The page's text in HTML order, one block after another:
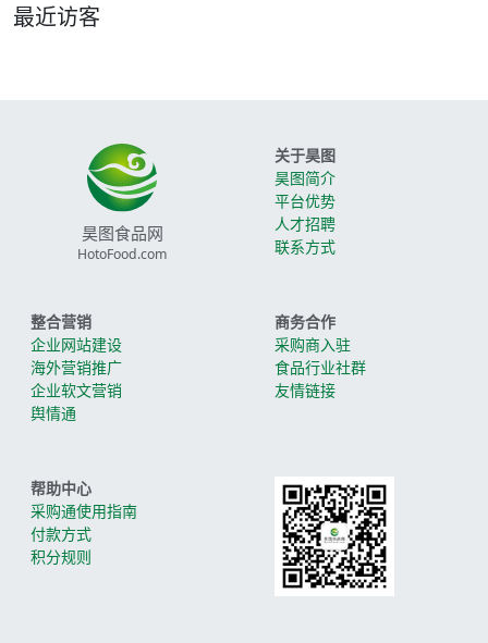
最近访客
昊图食品网
HotoFood.com
关于昊图
昊图简介
平台优势
人才招聘
联系方式
整合营销
企业网站建设
海外营销推广
企业软文营销
舆情通
商务合作
采购商入驻
食品行业社群
友情链接
帮助中心
采购通使用指南
付款方式
积分规则